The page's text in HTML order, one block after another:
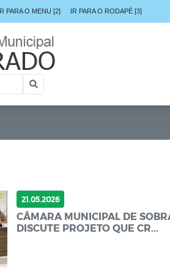
IR PARA O MENU [2] IR PARA O RODAPÉ [3]
21.05.2026
CÂMARA MUNICIPAL DE
DISCUTE PROJETO QUE CR...